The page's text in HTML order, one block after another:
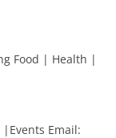
Food | Health |
Email: